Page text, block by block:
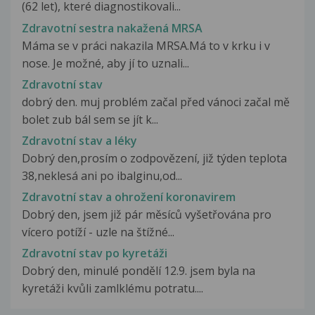
(62 let), které diagnostikovali...
Zdravotní sestra nakažená MRSA
Máma se v práci nakazila MRSA.Má to v krku i v
nose. Je možné, aby jí to uznali...
Zdravotní stav
dobrý den. muj problém začal před vánoci začal mě
bolet zub bál sem se jít k...
Zdravotní stav a léky
Dobrý den,prosím o zodpovězení, již týden teplota
38,neklesá ani po ibalginu,od...
Zdravotní stav a ohrožení koronavirem
Dobrý den, jsem již pár měsíců vyšetřována pro
vícero potíží - uzle na štížné...
Zdravotní stav po kyretáži
Dobrý den, minulé pondělí 12.9. jsem byla na
kyretáži kvůli zamlklému potratu....